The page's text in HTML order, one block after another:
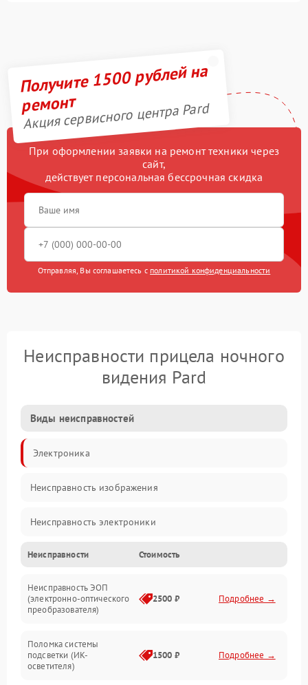
Получите 1500 рублей на
ремонт
Акция сервисного центра Pard
При оформлении заявки на ремонт техники через
сайт,
действует персональная бессрочная скидка
Отправляя, Вы соглашаетесь с политикой конфиденциальности
Неисправности прицела ночного
видения Pard
Виды неисправностей
Электроника
Неисправность изображения
Неисправность электроники
Механические повреждения
Неисправность управления
Оптика
Неисправности Стоимость
Неисправность ЭОП
(электронно-оптического
преобразователя)
2500 ₽ Подробнее →
Поломка системы
подсветки (ИК-
осветителя)
1500 ₽ Подробнее →